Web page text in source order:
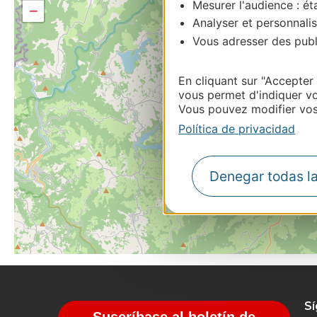
Mesurer l'audience :
Analyser et
Vous adresser des
En cliquant sur
vous permet d'indiquer
Vous pouvez modifier
Política de privacidad
Denegar todas
−